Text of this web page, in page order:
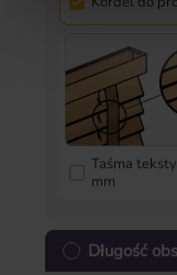
Taśma
mm
Długość